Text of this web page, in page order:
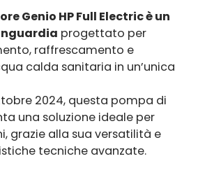
Genio HP Full Electricè un
progettato per
raffrescamento e
calda sanitaria in un’unica
2024, questa pompa di
una soluzione ideale per
grazie alla sua versatilità e
tecniche avanzate.